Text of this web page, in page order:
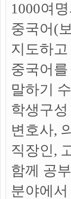
1000여
중국어(
지도하
중국어
말하기
학생구
변호사,
직장인,
함께 공
분야에